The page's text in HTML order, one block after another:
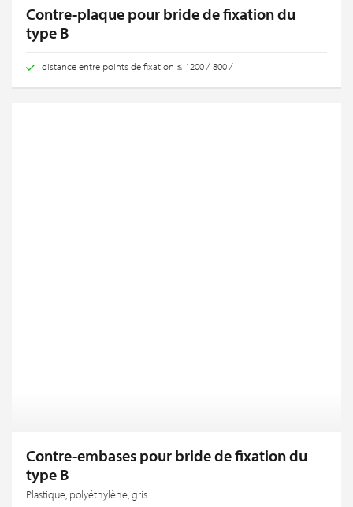
Contre-plaque pour bride de fixation du
type B
distance entre points de fixation ≤ 1200 / 800 /
Contre-embases pour bride de fixation du
type B
Plastique, polyéthylène, gris